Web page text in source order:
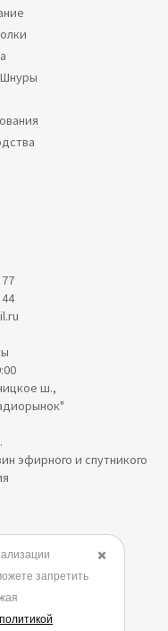
ш.,
эфирного и спутникого
данных
программами
✖️
запретить
политикой